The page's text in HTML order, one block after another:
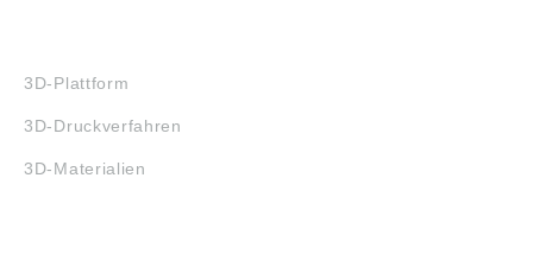
3D-Plattform
3D-Druckverfahren
3D-Materialien